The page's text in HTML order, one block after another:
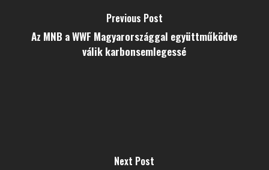
Previous Post
Az MNB a WWF Magyarországgal együttműködve
válik karbonsemlegessé
Next Post